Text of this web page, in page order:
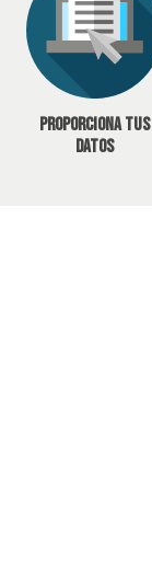
Proporciona tus
datos